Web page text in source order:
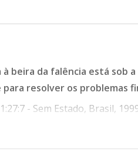
à beira da falência está sob
resolver os problemas
- Sem Estado, Brasil,